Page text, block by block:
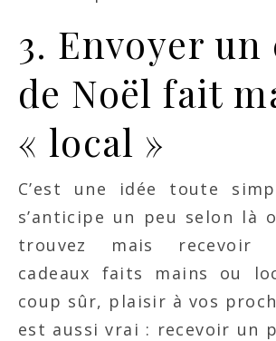
3. Envoyer un
de Noël fait
« local »
C’est une idée toute
s’anticipe un peu selon là
trouvez mais recevoir
cadeaux faits mains ou
coup sûr, plaisir à vos
est aussi vrai : recevoir un